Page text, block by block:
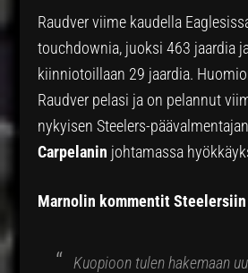
Raudver viime kaudella
touchdownia, juoksi 463 jaardia
kiinniotoillaan 29 jaardia.
Raudver pelasi ja on pelannut
nykyisen Steelers-päävalmentajan
Carpelanin johtamassa
Marnolin kommentit
Kuopioon tulen hakemaan